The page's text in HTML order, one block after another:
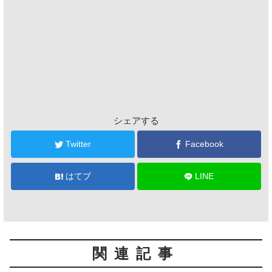
シェアする
Twitter Facebook
はてブ LINE
関連記事